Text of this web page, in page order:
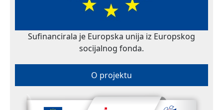
Sufinancirala je Europska unija iz Europskog
socijalnog fonda.
O projektu